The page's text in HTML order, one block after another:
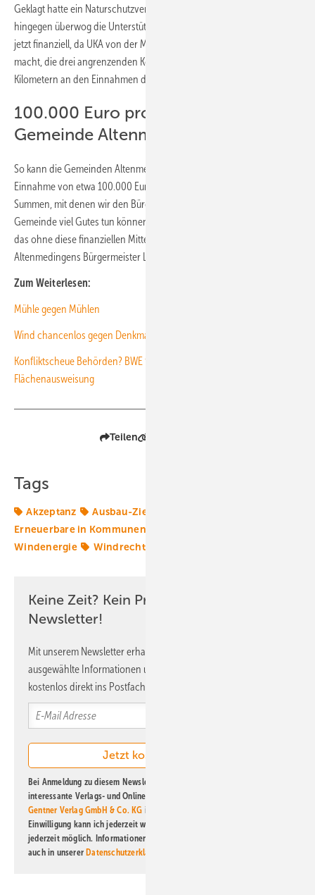
Geklagt hatte ein Naturschutzverein, in den Anwohnergemeinden
hingegen überwog die Unterstützung für das Projekt. Diese profitieren
jetzt finanziell, da UKA von der Möglichkeit des § 6 des EEG Gebrauch
macht, die drei angrenzenden Kommunen im Umkreis von 2,5
Kilometern an den Einnahmen der Windverstromung zu beteiligen.
100.000 Euro pro Jahr fließen in die
Gemeinde Altenmedingen
So kann die Gemeinden Altenmedingen mit einer jährlichen
Einnahme von etwa 100.000 Euro rechnen. „Das sind durchaus große
Summen, mit denen wir den Bürgerinnen und Bürgern unserer
Gemeinde viel Gutes tun können. Wir planen ein Gemeindezentrum,
das ohne diese finanziellen Mittel nicht zu realisieren wäre“, so
Altenmedingens Bürgermeister Léonard Hyfing. (kw)
Zum Weiterlesen:
Mühle gegen Mühlen
Wind chancenlos gegen Denkmalschutz
Konfliktscheue Behörden? BWE fordert mehr Mut bei der
Flächenausweisung
Teilen
Tags
Akzeptanz Ausbau-Ziele
Erneuerbare in Kommunen
Windenergie
Windrecht
Keine Zeit? Kein Problem mit dem ERE
Newsletter!
Mit unserem Newsletter erhalten Sie regelmäßig von uns
ausgewählte Informationen und Neuigkeiten, gebündelt und
kostenlos direkt ins Postfach.
Bei Anmeldung zu diesem Newsletter bin ich damit einverstanden, über
interessante Verlags- und Online-Angebote
Gentner Verlag GmbH & Co. KG informiert zu werden. Diese
Einwilligung kann ich jederzeit widerrufen und eine Abmeldung ist
jederzeit möglich. Informationen zum Umgang mit Daten finden Sie
auch in unserer Datenschutzerklärung